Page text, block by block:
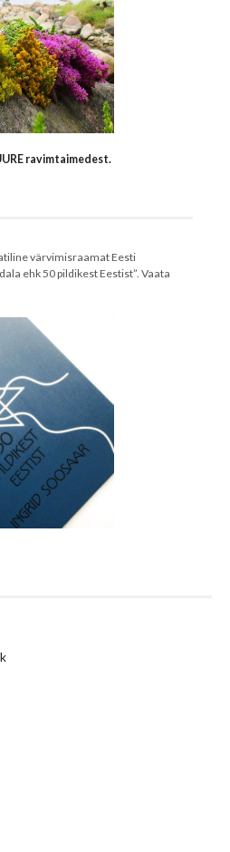
ravimtaimedest.
värvimisraamat Eesti
ehk 50 pildikest Eestist”. Vaata